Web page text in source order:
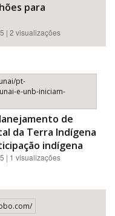
para
| 2 visualizações
pt-
e-unb-iniciam-
de
da Terra Indígena
indígena
| 1 visualizações